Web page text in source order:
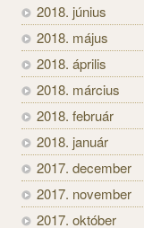
2018. június
2018. május
2018. április
2018. március
2018. február
2018. január
2017. december
2017. november
2017. október